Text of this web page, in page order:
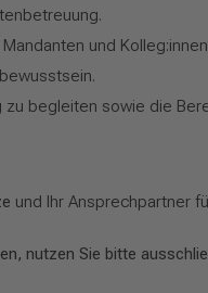
und
begleiten sowie die
und Ihr Ansprechpartner
nutzen Sie bitte